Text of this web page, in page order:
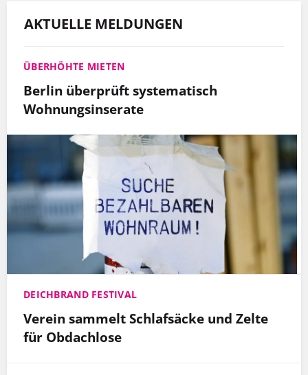
AKTUELLE MELDUNGEN
ÜBERHÖHTE MIETEN
Berlin überprüft systematisch
Wohnungsinserate
DEICHBRAND FESTIVAL
Verein sammelt Schlafsäcke und Zelte
für Obdachlose